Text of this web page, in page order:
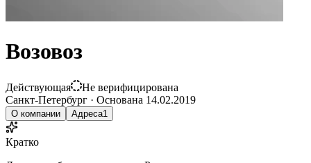
Возовоз
Действующая
Не верифицирована
Санкт-Петербург · Основана 14.02.2019
О компании Адреса1
Кратко